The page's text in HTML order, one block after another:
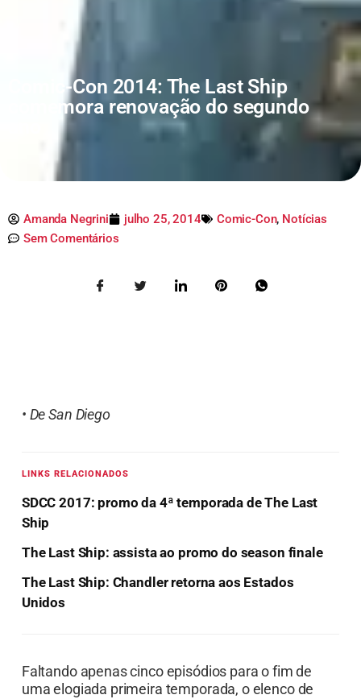
Comic-Con 2014: The Last Ship
comemora renovação do segundo
Amanda Negrini julho 25, 2014 Comic-Con, Notícias
Sem Comentários
• De San Diego
LINKS RELACIONADOS
SDCC 2017: promo da 4ª temporada de The Last
Ship
The Last Ship: assista ao promo do season finale
The Last Ship: Chandler retorna aos Estados
Unidos
Faltando apenas cinco episódios para o fim de
uma elogiada primeira temporada, o elenco de